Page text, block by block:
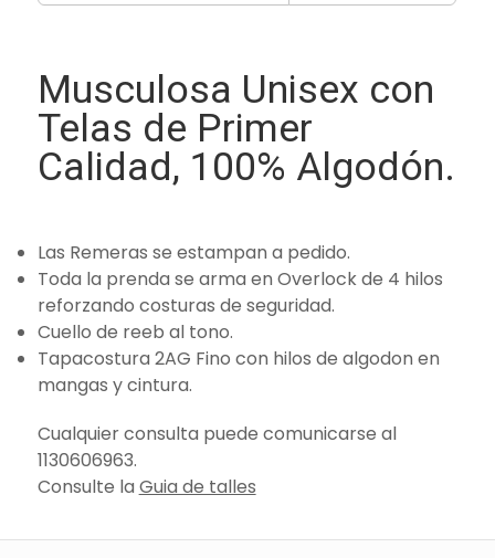
Musculosa Unisex con
Telas de Primer
Calidad, 100% Algodón.
Las Remeras se estampan a pedido.
Toda la prenda se arma en Overlock de 4 hilos
reforzando costuras de seguridad.
Cuello de reeb al tono.
Tapacostura 2AG Fino con hilos de algodon en
mangas y cintura.
Cualquier consulta puede comunicarse al
1130606963.
Consulte la Guia de talles